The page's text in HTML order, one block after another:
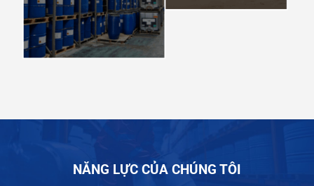
NĂNG LỰC CỦA CHÚNG TÔI